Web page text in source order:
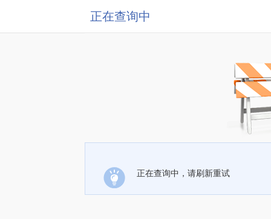
正在查询中
正在查询中，请刷新重试